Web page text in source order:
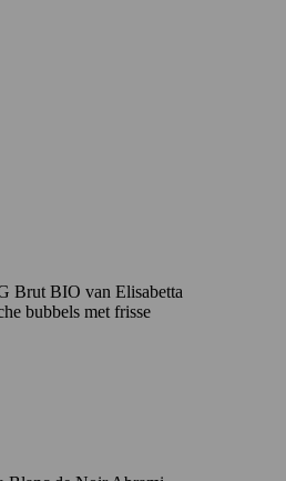
Brut BIO van Elisabetta
bubbels met frisse